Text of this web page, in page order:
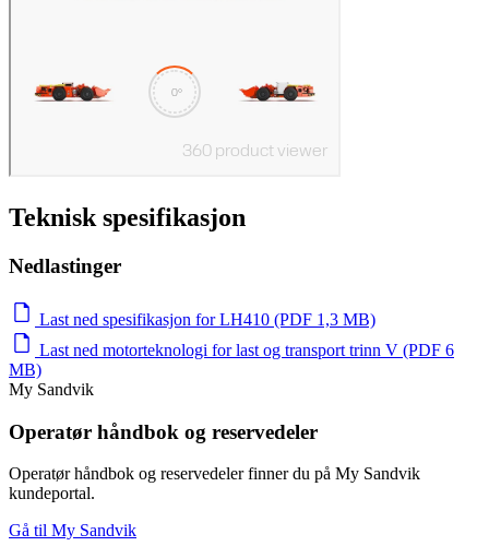
Teknisk spesifikasjon
Nedlastinger
Last ned spesifikasjon for LH410 (PDF 1,3 MB)
Last ned motorteknologi for last og transport trinn V (PDF 6
MB)
My Sandvik
Operatør håndbok og reservedeler
Operatør håndbok og reservedeler finner du på My Sandvik
kundeportal.
Gå til My Sandvik